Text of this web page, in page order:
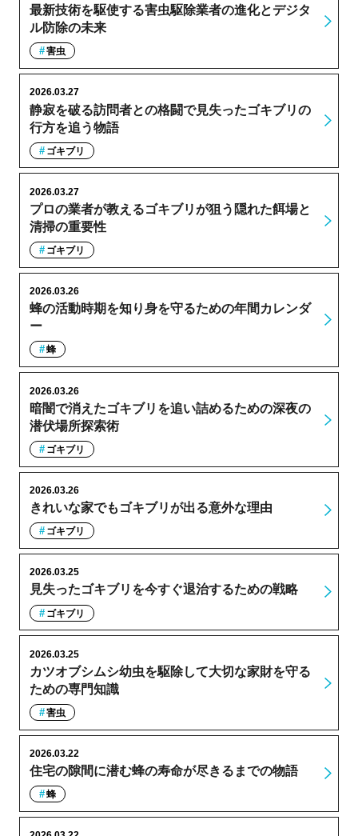
最新技術を駆使する害虫駆除業者の進化とデジタ
ル防除の未来
害虫
静寂を破る訪問者との格闘で見失ったゴキブリの
行方を追う物語
2026.03.27
ゴキブリ
プロの業者が教えるゴキブリが狙う隠れた餌場と
清掃の重要性
2026.03.27
ゴキブリ
蜂の活動時期を知り身を守るための年間カレンダ
ー
2026.03.26
蜂
暗闇で消えたゴキブリを追い詰めるための深夜の
潜伏場所探索術
2026.03.26
ゴキブリ
きれいな家でもゴキブリが出る意外な理由
2026.03.26
ゴキブリ
見失ったゴキブリを今すぐ退治するための戦略
2026.03.25
ゴキブリ
カツオブシムシ幼虫を駆除して大切な家財を守る
ための専門知識
2026.03.25
害虫
住宅の隙間に潜む蜂の寿命が尽きるまでの物語
2026.03.22
蜂